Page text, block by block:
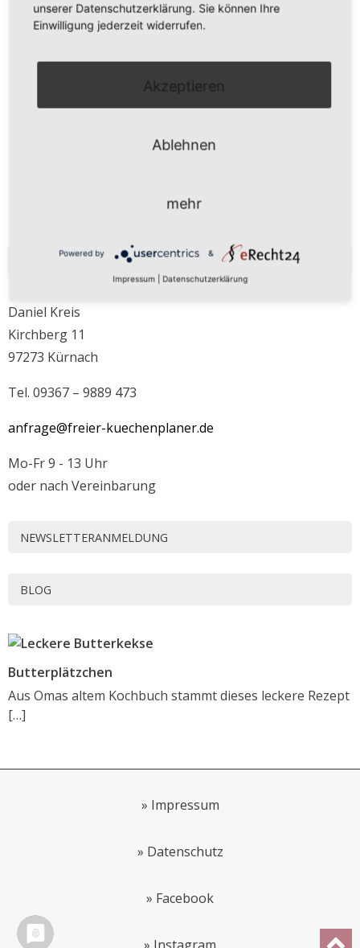
KONTAKT
Daniel Kreis
Kirchberg 11
97273 Kürnach
Tel. 09367 – 9889 473
anfrage@freier-kuechenplaner.de
Mo-Fr 9 - 13 Uhr
oder nach Vereinbarung
NEWSLETTERANMELDUNG
BLOG
Butterplätzchen
Aus Omas altem Kochbuch stammt dieses leckere Rezept
[…]
» Impressum
» Datenschutz
» Facebook
unserer Datenschutzerklärung. Sie können Ihre
Einwilligung jederzeit widerrufen.
Akzeptieren
Ablehnen
mehr
Powered by &
Impressum Datenschutzerklärung